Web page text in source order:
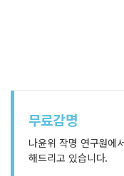
무료감명
나윤위 작명 연구원에
해드리고 있습니다.